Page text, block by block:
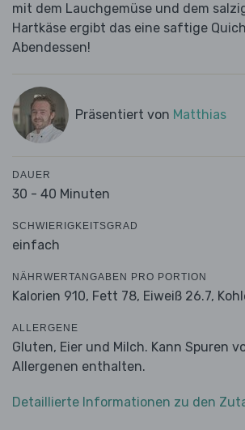
mit dem Lauchgemüse und dem
Hartkäse ergibt das eine saftige
Abendessen!
Präsentiert von Matthias
DAUER
30 - 40 Minuten
SCHWIERIGKEITSGRAD
einfach
NÄHRWERTANGABEN PRO PORTION
Kalorien 910, Fett 78, Eiweiß 26.7,
ALLERGENE
Gluten, Eier und Milch. Kann Spuren
Allergenen enthalten.
Detaillierte Informationen zu den